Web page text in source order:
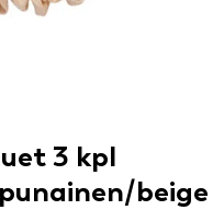
3 kpl
beige